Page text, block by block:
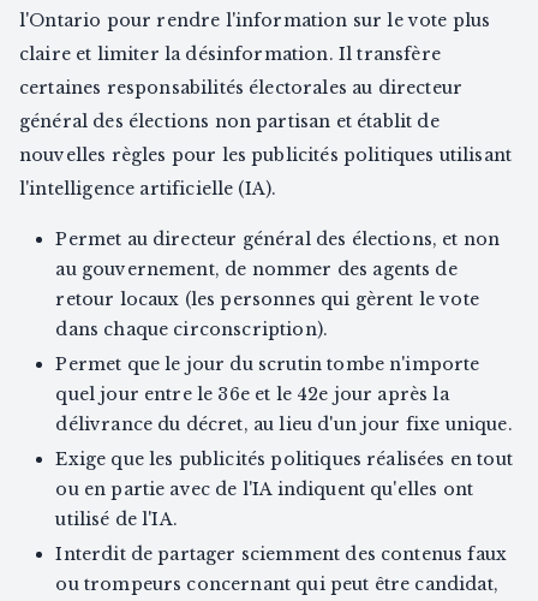
l'Ontario pour rendre l'information sur le vote plus
claire et limiter la désinformation. Il transfère
certaines responsabilités électorales au directeur
général des élections non partisan et établit de
nouvelles règles pour les publicités politiques utilisant
l'intelligence artificielle (IA).
Permet au directeur général des élections, et non
au gouvernement, de nommer des agents de
retour locaux (les personnes qui gèrent le vote
dans chaque circonscription).
Permet que le jour du scrutin tombe n'importe
quel jour entre le 36e et le 42e jour après la
délivrance du décret, au lieu d'un jour fixe unique.
Exige que les publicités politiques réalisées en tout
ou en partie avec de l'IA indiquent qu'elles ont
utilisé de l'IA.
Interdit de partager sciemment des contenus faux
ou trompeurs concernant qui peut être candidat,